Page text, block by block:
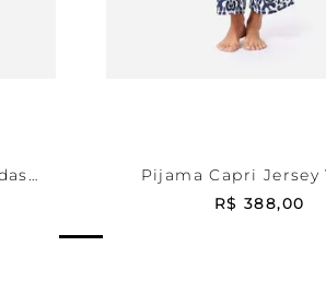
Estampada
Pijama Capri Jersey
R$ 388,00